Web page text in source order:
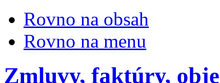
Rovno na obsah
Rovno na menu
Zmluvy, faktúry,